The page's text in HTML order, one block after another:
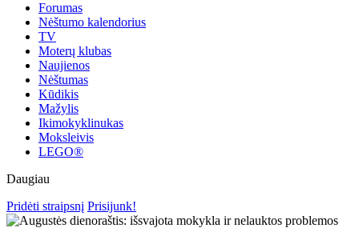
Forumas
Nėštumo kalendorius
TV
Moterų klubas
Naujienos
Nėštumas
Kūdikis
Mažylis
Ikimokyklinukas
Moksleivis
LEGO®
Daugiau
Pridėti straipsnį Prisijunk!